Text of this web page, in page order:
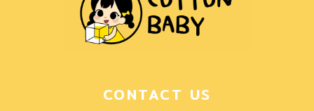
CONTACT US